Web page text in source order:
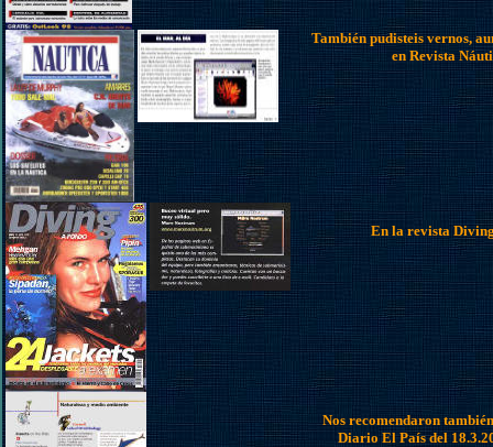
También pudisteis vernos,
en Revista
En la revista
Nos recomendaron
Diario El País del